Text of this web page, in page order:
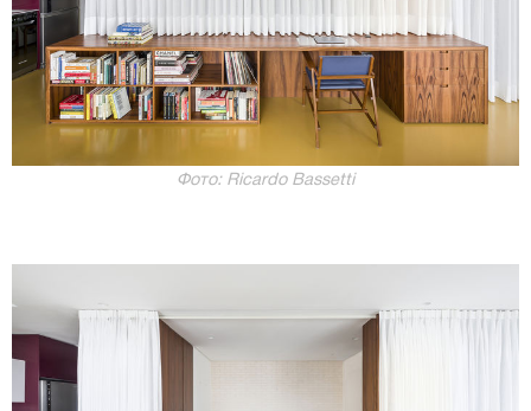
Фото: Ricardo Bassetti